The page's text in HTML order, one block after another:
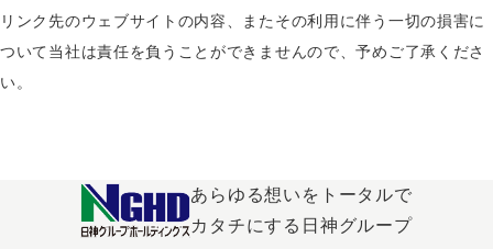
リンク先のウェブサイトの内容、またその利用に伴う一切の損害に
ついて当社は責任を負うことができませんので、予めご了承くださ
い。
あらゆる想いをトータルで
カタチにする日神グループ